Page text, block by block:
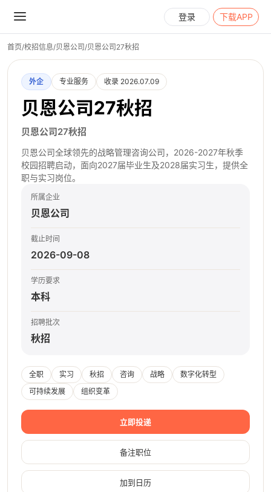
登录 下载APP
首页/校招信息/贝恩公司/贝恩公司27秋招
外企 专业服务 收录 2026.07.09
贝恩公司27秋招
贝恩公司27秋招
贝恩公司全球领先的战略管理咨询公司，2026-2027年秋季
校园招聘启动，面向2027届毕业生及2028届实习生，提供全
职与实习岗位。
所属企业
贝恩公司
截止时间
2026-09-08
学历要求
本科
招聘批次
秋招
全职 实习 秋招 咨询 战略
数字化转型
可持续发展
组织变革
立即投递
备注职位
加到日历